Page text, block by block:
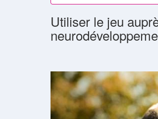
Utiliser le jeu